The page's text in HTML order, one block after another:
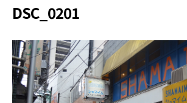
DSC_0201